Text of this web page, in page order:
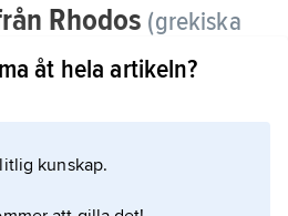
Rhodos (grekiska
århundradet f.Kr.,
utgivare av Aristoteles
åt hela artikeln?
kunskap.